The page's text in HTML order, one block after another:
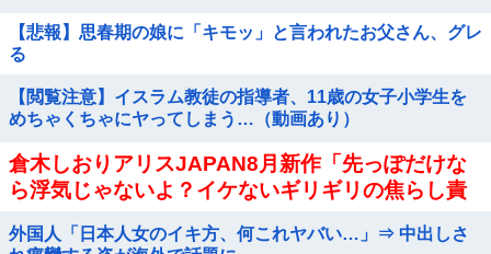
【悲報】思春期の娘に「キモッ」と言われたお父さん、グレ
る
【閲覧注意】イスラム教徒の指導者、11歳の女子小学生を
めちゃくちゃにヤってしまう…（動画あり）
倉木しおりアリスJAPAN8月新作「先っぽだけな
ら浮気じゃないよ？イケないギリギリの焦らし責
外国人「日本人女のイキ方、何これヤバい…」⇒ 中出しさ